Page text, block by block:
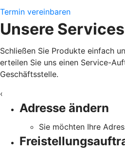
Termin vereinbaren
Unsere Services
Schließen Sie Produkte einfach
erteilen Sie uns einen Service-
Geschäftsstelle.
‹
Adresse ändern
Sie möchten Ihre